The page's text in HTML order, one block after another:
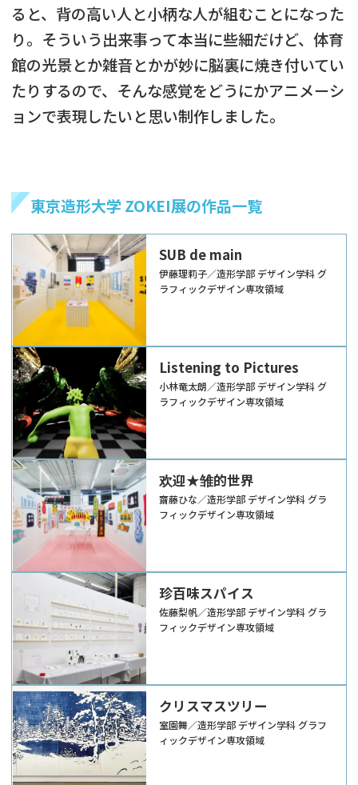
ると、背の高い人と小柄な人が組むことになった
り。そういう出来事って本当に些細だけど、体育
館の光景とか雑音とかが妙に脳裏に焼き付いてい
たりするので、そんな感覚をどうにかアニメーシ
ョンで表現したいと思い制作しました。
東京造形大学 ZOKEI展の作品一覧
SUB de main
伊藤理莉子／造形学部 デザイン学科 グ
ラフィックデザイン専攻領域
Listening to Pictures
小林竜太朗／造形学部 デザイン学科 グ
ラフィックデザイン専攻領域
欢迎★雏的世界
齋藤ひな／造形学部 デザイン学科 グラ
フィックデザイン専攻領域
珍百味スパイス
佐藤梨帆／造形学部 デザイン学科 グラ
フィックデザイン専攻領域
クリスマスツリー
室園舞／造形学部 デザイン学科 グラフ
ィックデザイン専攻領域